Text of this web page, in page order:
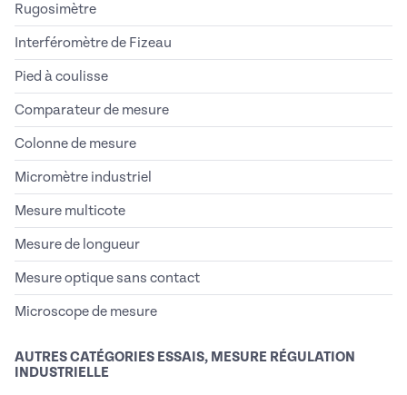
Rugosimètre
Interféromètre de Fizeau
Pied à coulisse
Comparateur de mesure
Colonne de mesure
Micromètre industriel
Mesure multicote
Mesure de longueur
Mesure optique sans contact
Microscope de mesure
AUTRES CATÉGORIES ESSAIS, MESURE RÉGULATION
INDUSTRIELLE